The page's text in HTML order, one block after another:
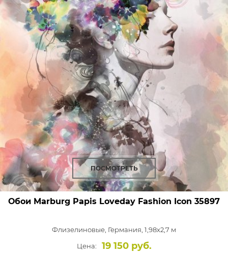
ПОСМОТРЕТЬ
Обои Marburg Papis Loveday Fashion Icon 35897
Флизелиновые, Германия, 1,98x2,7 м
Цена:
19 150 руб.